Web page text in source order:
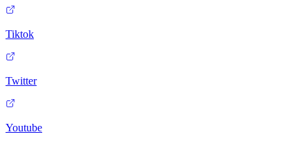
Tiktok
Twitter
Youtube